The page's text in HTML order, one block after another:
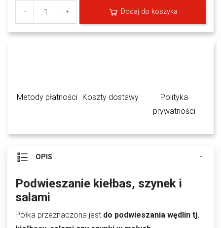
- + Dodaj do koszyka
Metody płatności Koszty dostawy
Polityka
prywatności
OPIS
Podwieszanie kiełbas, szynek i
salami
Półka przeznaczona jest do podwieszania wędlin tj.